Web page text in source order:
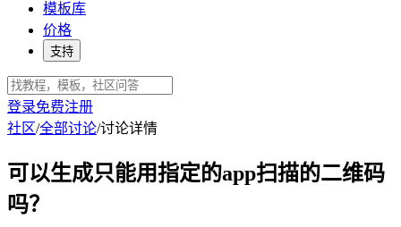
模板库
价格
支持
登录免费注册
社区/全部讨论/讨论详情
可以生成只能用指定的app扫描的二维码
吗？